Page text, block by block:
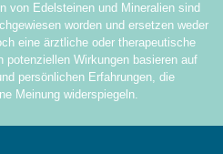
von Edelsteinen und Mineralien sind
worden und ersetzen weder
eine ärztliche oder therapeutische
potenziellen Wirkungen basieren auf
persönlichen Erfahrungen, die
Meinung widerspiegeln.